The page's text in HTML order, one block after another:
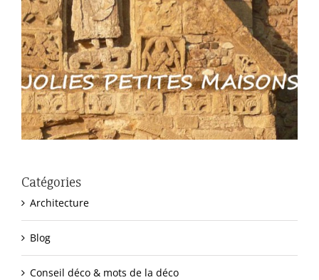
Catégories
Architecture
Blog
Conseil déco & mots de la déco